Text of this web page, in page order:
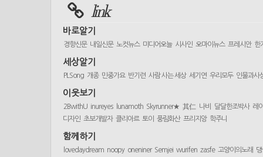
link
바로알기
경향신문 내일신문 노컷뉴스 미디어오늘 시사인 오마이뉴스 프레시안 한
세상알기
PLSong 개종 민중가요 반기련 사람 사는 세상 세기연 우리모두 인물과사
이웃보기
2BwithU inureyes lunamoth Skyrunner★ 其仁 나비 달달한조박사 레
디자인 초보개발자 클리아르 토이 풍림화산 프리지앙 학주니
함께하기
lovedaydream noopy oneniner Semjei wurifen zasfe 고양이의노래